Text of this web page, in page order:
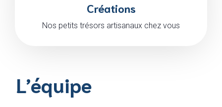
Créations
Nos petits trésors artisanaux chez vous
L’équipe